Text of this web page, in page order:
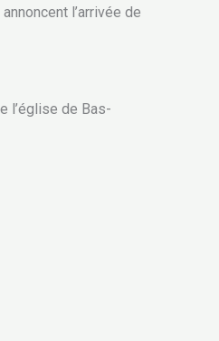
l’arrivée de
l’église de Bas-